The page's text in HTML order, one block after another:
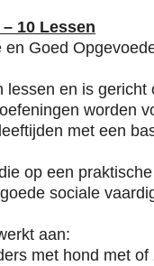
10 Lessen
Goed
lessen en is
worden
met een
op een
sociale
aan:
met hond met of